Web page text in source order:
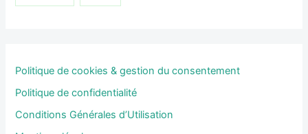
Politique de cookies & gestion du consentement
Politique de confidentialité
Conditions Générales d’Utilisation